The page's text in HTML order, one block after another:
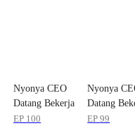
Nyonya CEO
Datang Bekerja
EP 100
Nyonya
Datang
EP99